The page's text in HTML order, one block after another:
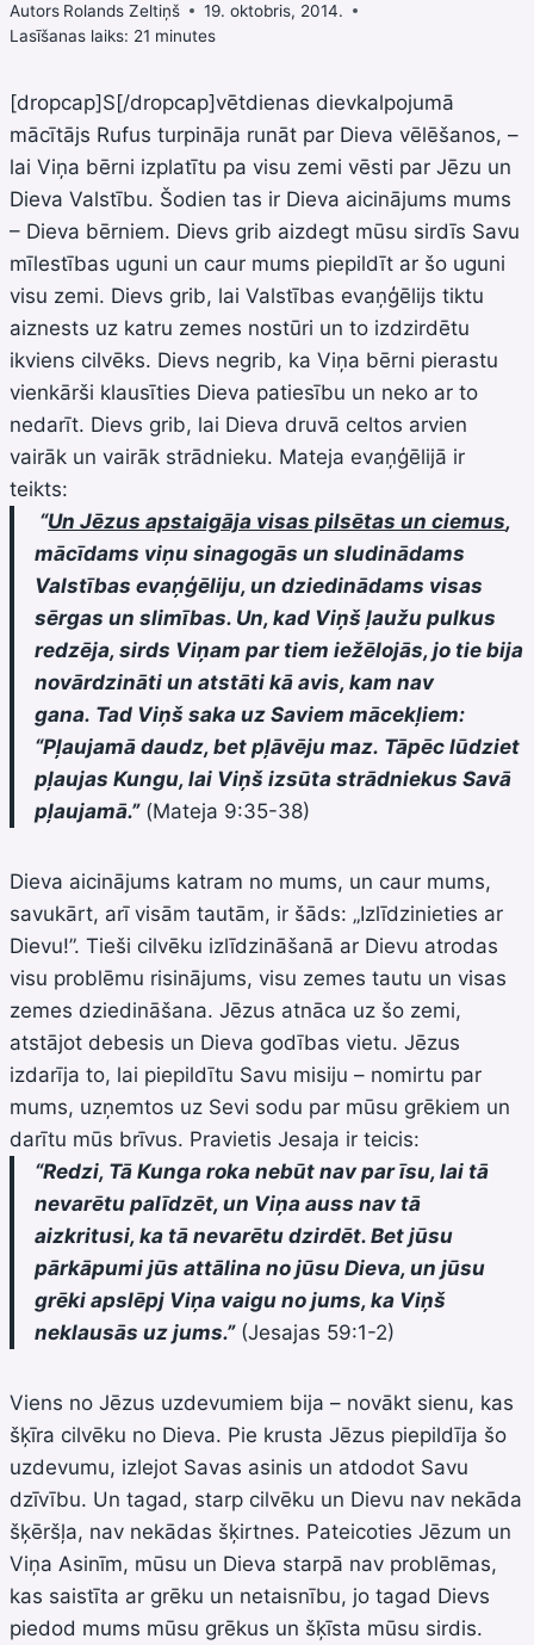
Autors Rolands Zeltiņš
19. oktobris, 2014.
Lasīšanas laiks: 21 minutes
[dropcap]S[/dropcap]vētdienas dievkalpojumā
mācītājs Rufus turpināja runāt par Dieva vēlēšanos, –
lai Viņa bērni izplatītu pa visu zemi vēsti par Jēzu un
Dieva Valstību. Šodien tas ir Dieva aicinājums mums
– Dieva bērniem. Dievs grib aizdegt mūsu sirdīs Savu
mīlestības uguni un caur mums piepildīt ar šo uguni
visu zemi. Dievs grib, lai Valstības evaņģēlijs tiktu
aiznests uz katru zemes nostūri un to izdzirdētu
ikviens cilvēks. Dievs negrib, ka Viņa bērni pierastu
vienkārši klausīties Dieva patiesību un neko ar to
nedarīt. Dievs grib, lai Dieva druvā celtos arvien
vairāk un vairāk strādnieku. Mateja evaņģēlijā ir
teikts:
“Un Jēzus apstaigāja visas pilsētas un ciemus,
mācīdams viņu sinagogās un sludinādams
Valstības evaņģēliju, un dziedinādams visas
sērgas un slimības. Un, kad Viņš ļaužu pulkus
redzēja, sirds Viņam par tiem iežēlojās, jo tie bija
novārdzināti un atstāti kā avis, kam nav
gana. Tad Viņš saka uz Saviem mācekļiem:
“Pļaujamā daudz, bet pļāvēju maz. Tāpēc lūdziet
pļaujas Kungu, lai Viņš izsūta strādniekus Savā
pļaujamā.”(Маteja 9:35-38)
Dieva aicinājums katram no mums, un caur mums,
savukārt, arī visām tautām, ir šāds: „Izlīdzinieties ar
Dievu!”. Tieši cilvēku izlīdzināšanā ar Dievu atrodas
visu problēmu risinājums, visu zemes tautu un visas
zemes dziedināšana. Jēzus atnāca uz šo zemi,
atstājot debesis un Dieva godības vietu. Jēzus
izdarīja to, lai piepildītu Savu misiju – nomirtu par
mums, uzņemtos uz Sevi sodu par mūsu grēkiem un
darītu mūs brīvus. Pravietis Jesaja ir teicis:
“Redzi, Tā Kunga roka nebūt nav par īsu, lai tā
nevarētu palīdzēt, un Viņa auss nav tā
aizkritusi, ka tā nevarētu dzirdēt. Bet jūsu
pārkāpumi jūs attālina no jūsu Dieva, un jūsu
grēki apslēpj Viņa vaigu no jums, ka Viņš
neklausās uz jums.”(Jesajas 59:1-2)
Viens no Jēzus uzdevumiem bija – novākt sienu, kas
šķīra cilvēku no Dieva. Pie krusta Jēzus piepildīja šo
uzdevumu, izlejot Savas asinis un atdodot Savu
dzīvību. Un tagad, starp cilvēku un Dievu nav nekāda
šķēršļa, nav nekādas šķirtnes. Pateicoties Jēzum un
Viņa Asinīm, mūsu un Dieva starpā nav problēmas,
kas saistīta ar grēku un netaisnību, jo tagad Dievs
piedod mums mūsu grēkus un šķīsta mūsu sirdis.